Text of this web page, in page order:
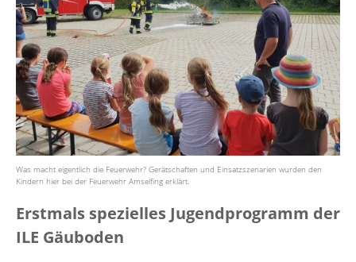
Was macht eigentlich die Feuerwehr? Gerätschaften und Einsatzszenarien wurden den
Kindern hier bei der Feuerwehr Amselfing erklärt.
Erstmals spezielles Jugendprogramm der
ILE Gäuboden